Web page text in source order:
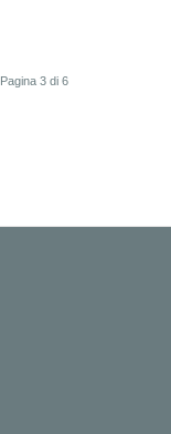
Pagina 3 di 6